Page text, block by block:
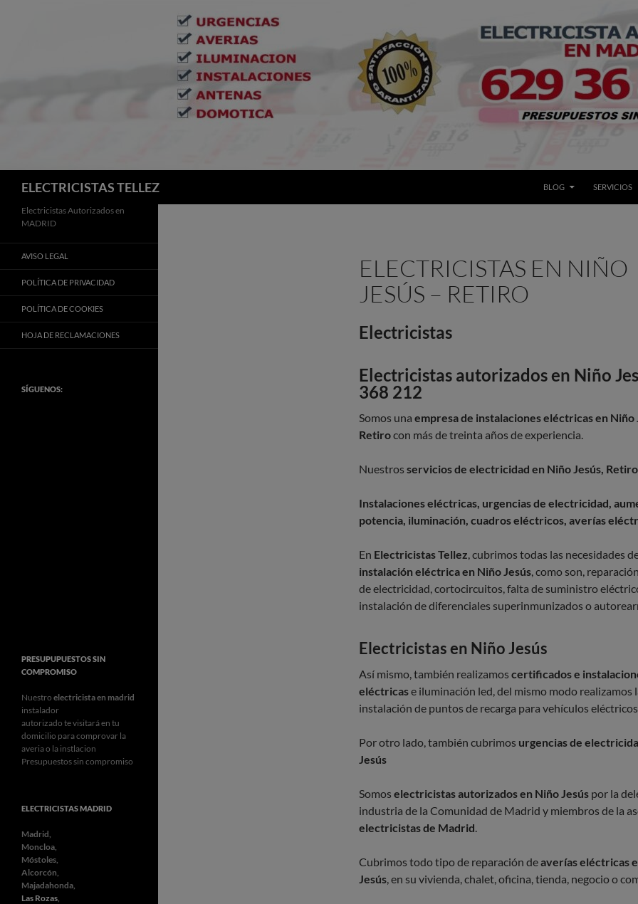
ELECTRICISTAS TELLEZ BLOG SERVICIOS
ELECTRICISTAS EN NIÑO
JESÚS – RETIRO
Electricistas
Electricistas autorizados en Niño
368 212
Somos una empresa de instalaciones eléctricas en Niño
Retirocon más de treinta años de experiencia.
Nuestros servicios de electricidad en Niño Jesús, Retiro
Instalaciones eléctricas, urgencias de electricidad,
potencia, iluminación, cuadros eléctricos, averías
En Electricistas Tellez, cubrimos todas las necesidades
instalación eléctrica en Niño Jesús, como son,
de electricidad, cortocircuitos, falta de suministro
instalación de diferenciales superinmunizados o
Electricistas en Niño Jesús
Así mismo, también realizamos certificados e
eléctricase iluminación led, del mismo modo realizamos
instalación de puntos de recarga para vehículos
Por otro lado, también cubrimos urgencias de
Jesús
Somos electricistas autorizados en Niño Jesús por la
industria de la Comunidad de Madrid y miembros de la
electricistas de Madrid.
Cubrimos todo tipo de reparación deaverías eléctricas
Jesús, en su vivienda, chalet, oficina, tienda, negocio o
Electricistas Autorizados en
MADRID
AVISO LEGAL
POLÍTICA DE PRIVACIDAD
POLÍTICA DE COOKIES
HOJA DE RECLAMACIONES
SÍGUENOS:
PRESUPUPUESTOS SIN
COMPROMISO
Nuestro electricista en madrid
instalador
autorizado te visitará en tu
domicilio para comprovar la
averia o la instlacion
Presupuestos sin compromiso
ELECTRICISTAS MADRID
Madrid,
Moncloa,
Móstoles,
Alcorcón,
Majadahonda,
Las Rozas,